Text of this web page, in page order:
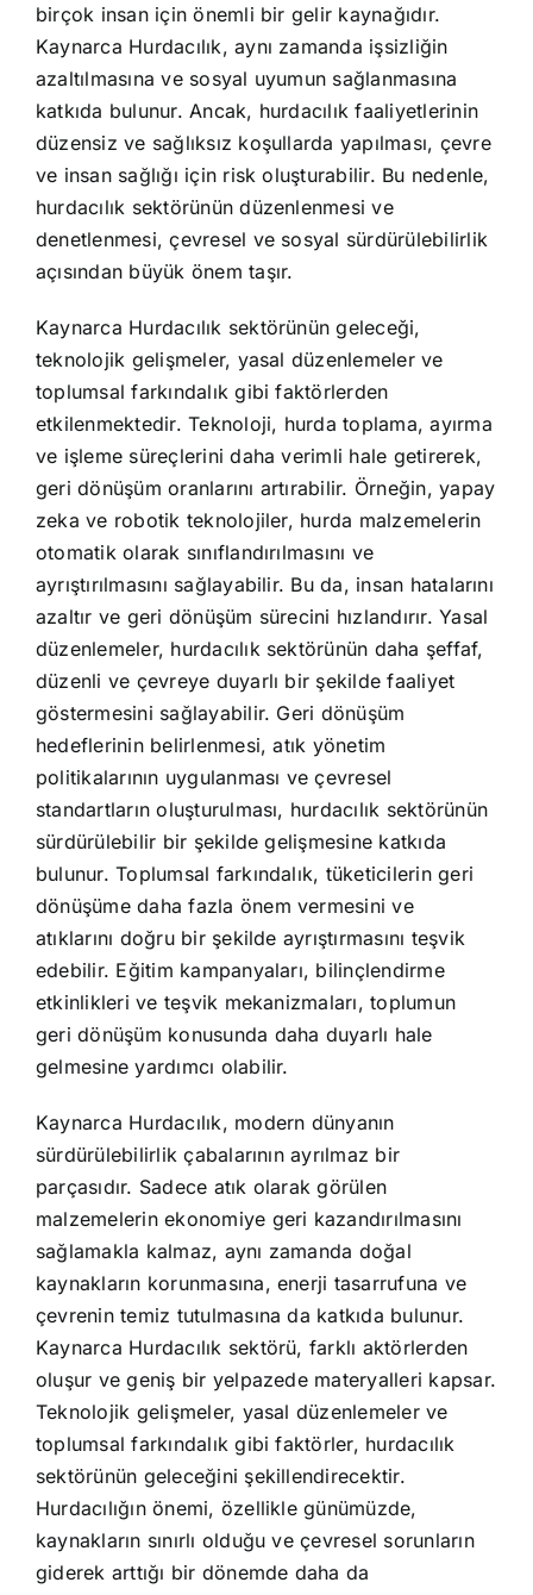
birçok insan için önemli bir gelir kaynağıdır.
Kaynarca Hurdacılık, aynı zamanda işsizliğin
azaltılmasına ve sosyal uyumun sağlanmasına
katkıda bulunur. Ancak, hurdacılık faaliyetlerinin
düzensiz ve sağlıksız koşullarda yapılması, çevre
ve insan sağlığı için risk oluşturabilir. Bu nedenle,
hurdacılık sektörünün düzenlenmesi ve
denetlenmesi, çevresel ve sosyal sürdürülebilirlik
açısından büyük önem taşır.
Kaynarca Hurdacılık sektörünün geleceği,
teknolojik gelişmeler, yasal düzenlemeler ve
toplumsal farkındalık gibi faktörlerden
etkilenmektedir. Teknoloji, hurda toplama, ayırma
ve işleme süreçlerini daha verimli hale getirerek,
geri dönüşüm oranlarını artırabilir. Örneğin, yapay
zeka ve robotik teknolojiler, hurda malzemelerin
otomatik olarak sınıflandırılmasını ve
ayrıştırılmasını sağlayabilir. Bu da, insan hatalarını
azaltır ve geri dönüşüm sürecini hızlandırır. Yasal
düzenlemeler, hurdacılık sektörünün daha şeffaf,
düzenli ve çevreye duyarlı bir şekilde faaliyet
göstermesini sağlayabilir. Geri dönüşüm
hedeflerinin belirlenmesi, atık yönetim
politikalarının uygulanması ve çevresel
standartların oluşturulması, hurdacılık sektörünün
sürdürülebilir bir şekilde gelişmesine katkıda
bulunur. Toplumsal farkındalık, tüketicilerin geri
dönüşüme daha fazla önem vermesini ve
atıklarını doğru bir şekilde ayrıştırmasını teşvik
edebilir. Eğitim kampanyaları, bilinçlendirme
etkinlikleri ve teşvik mekanizmaları, toplumun
geri dönüşüm konusunda daha duyarlı hale
gelmesine yardımcı olabilir.
Kaynarca Hurdacılık, modern dünyanın
sürdürülebilirlik çabalarının ayrılmaz bir
parçasıdır. Sadece atık olarak görülen
malzemelerin ekonomiye geri kazandırılmasını
sağlamakla kalmaz, aynı zamanda doğal
kaynakların korunmasına, enerji tasarrufuna ve
çevrenin temiz tutulmasına da katkıda bulunur.
Kaynarca Hurdacılık sektörü, farklı aktörlerden
oluşur ve geniş bir yelpazede materyalleri kapsar.
Teknolojik gelişmeler, yasal düzenlemeler ve
toplumsal farkındalık gibi faktörler, hurdacılık
sektörünün geleceğini şekillendirecektir.
Hurdacılığın önemi, özellikle günümüzde,
kaynakların sınırlı olduğu ve çevresel sorunların
giderek arttığı bir dönemde daha da